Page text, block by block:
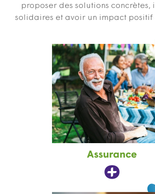
proposer des solutions concrètes,
solidaires et avoir un impact positif
Assurance